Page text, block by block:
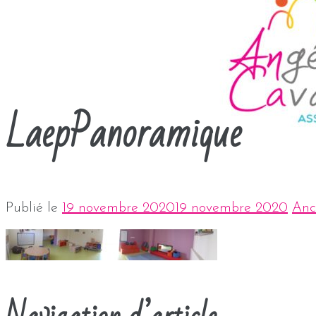
LaepPanoramique
Publié le 19 novembre 2020 19 novembre 2020